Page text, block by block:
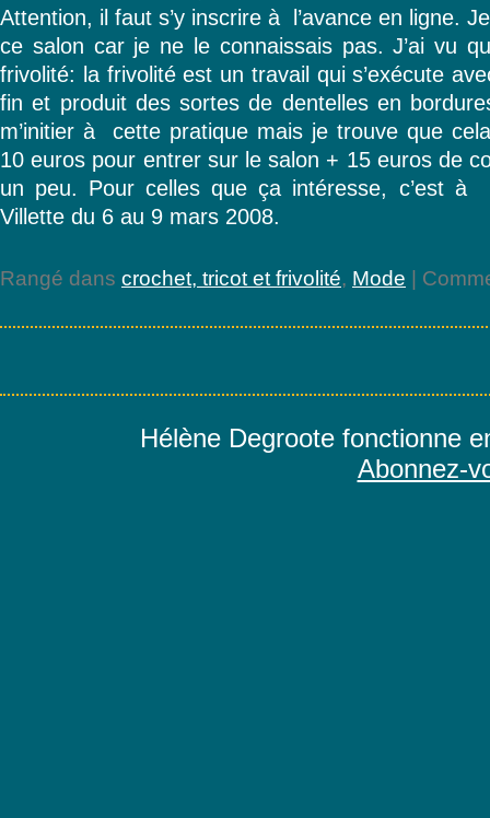
Attention, il faut s’y inscrire à l’avance en ligne.
ce salon car je ne le connaissais pas. J’ai vu
frivolité: la frivolité est un travail qui s’exécute
fin et produit des sortes de dentelles en
m’initier à cette pratique mais je trouve que
10 euros pour entrer sur le salon + 15 euros de
un peu. Pour celles que ça intéresse, c’est à
Villette du 6 au 9 mars 2008.
Rangé dans crochet, tricot et frivolité, Mode |
Hélène Degroote fonctionne
Abonnez-